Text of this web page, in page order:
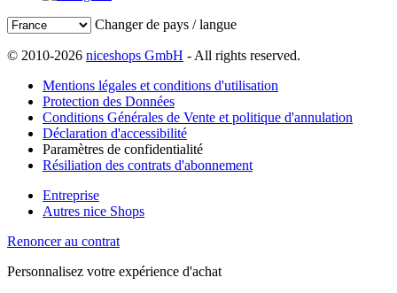
Changer de pays / langue
© 2010-2026 niceshops GmbH - All rights reserved.
Mentions légales et conditions d'utilisation
Protection des Données
Conditions Générales de Vente et politique d'annulation
Déclaration d'accessibilité
Paramètres de confidentialité
Résiliation des contrats d'abonnement
Entreprise
Autres nice Shops
Renoncer au contrat
Personnalisez votre expérience d'achat